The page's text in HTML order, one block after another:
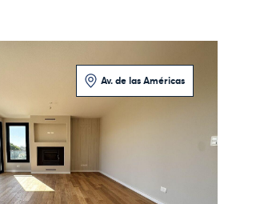
Av. de las Américas
3 Dormitorios